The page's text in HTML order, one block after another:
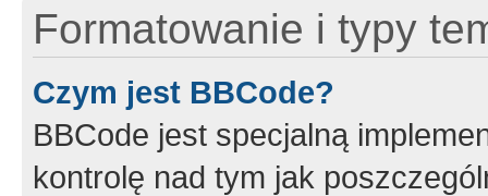
Formatowanie i typy
Czym jest BBCode?
BBCode jest specjalną
kontrolę nad tym jak